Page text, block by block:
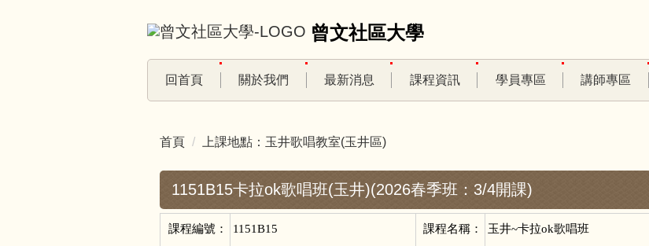
曾文社區大學
回首頁 關於我們 最新消息 課程資訊 學員專區 講師專區
首頁 上課地點：玉井歌唱教室(玉井區)
1151B15卡拉ok歌唱班(玉井)(2026春季班：3/4開課)
課程編號： 1151B15 課程名稱： 玉井~卡拉ok歌唱班